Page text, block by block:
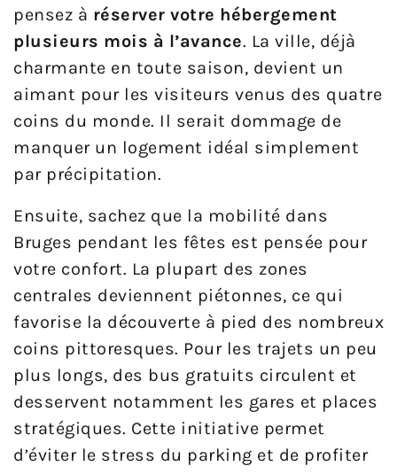
pensez à réserver votre hébergement
plusieurs mois à l’avance. La ville, déjà
charmante en toute saison, devient un
aimant pour les visiteurs venus des quatre
coins du monde. Il serait dommage de
manquer un logement idéal simplement
par précipitation.
Ensuite, sachez que la mobilité dans
Bruges pendant les fêtes est pensée pour
votre confort. La plupart des zones
centrales deviennent piétonnes, ce qui
favorise la découverte à pied des nombreux
coins pittoresques. Pour les trajets un peu
plus longs, des bus gratuits circulent et
desservent notamment les gares et places
stratégiques. Cette initiative permet
d’éviter le stress du parking et de profiter